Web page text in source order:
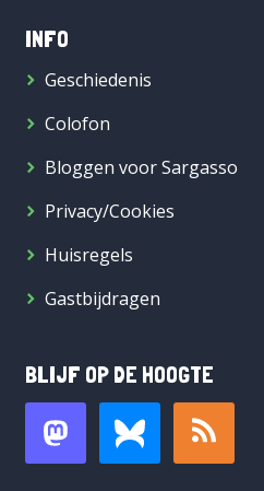
INFO
Geschiedenis
Colofon
Bloggen voor Sargasso
Privacy/Cookies
Huisregels
Gastbijdragen
BLIJF OP DE HOOGTE